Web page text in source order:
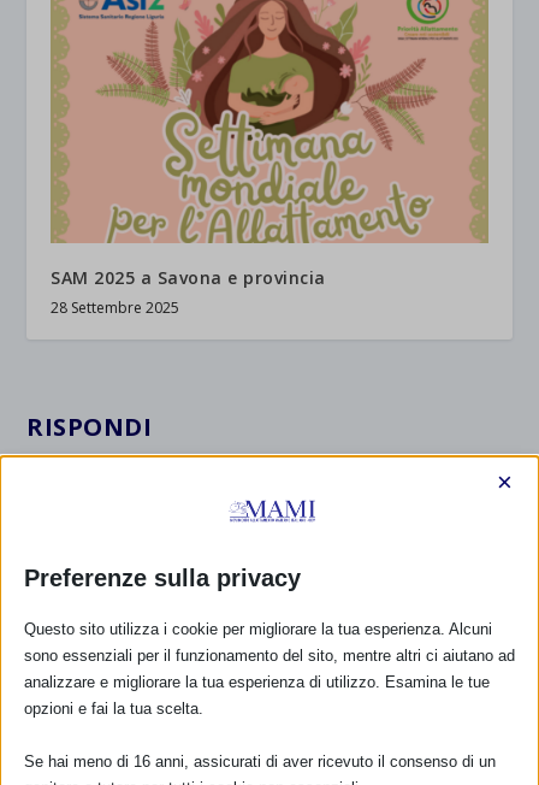
SAM 2025 a Savona e provincia
28 Settembre 2025
RISPONDI
Preferenze sulla privacy
×
Questo sito utilizza i cookie per migliorare la tua esperienza. Alcuni
sono essenziali per il funzionamento del sito, mentre altri ci aiutano ad
analizzare e migliorare la tua esperienza di utilizzo. Esamina le tue
opzioni e fai la tua scelta.
Se hai meno di 16 anni, assicurati di aver ricevuto il consenso di un